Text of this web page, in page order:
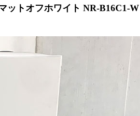
トオフホワイト NR-B16C1-